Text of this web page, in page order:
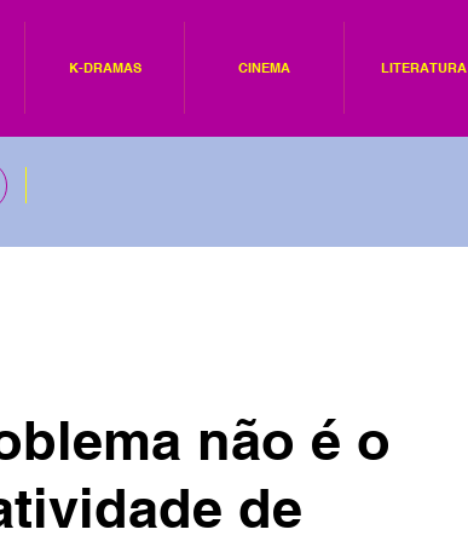
K-DRAMAS CINEMA LITERATURA
não é o
de